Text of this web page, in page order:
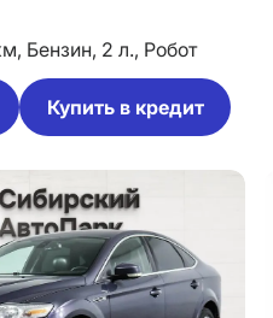
Бензин, 2 л., Робот
Купить в кредит